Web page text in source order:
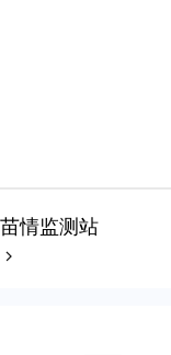
苗情监测站